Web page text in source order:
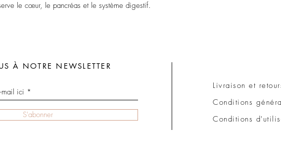
le cœur, le pancréas et le système digestif.
À NOTRE NEWSLETTER
S'abonner
Livraison et
Conditions
Conditions